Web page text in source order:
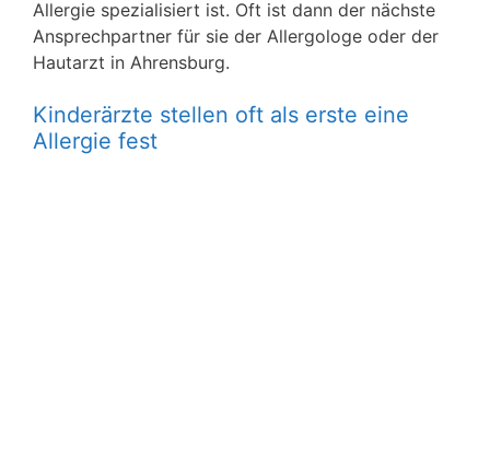
Allergie spezialisiert ist. Oft ist dann der nächste
Ansprechpartner für sie der Allergologe oder der
Hautarzt in Ahrensburg.
Kinderärzte stellen oft als erste eine
Allergie fest